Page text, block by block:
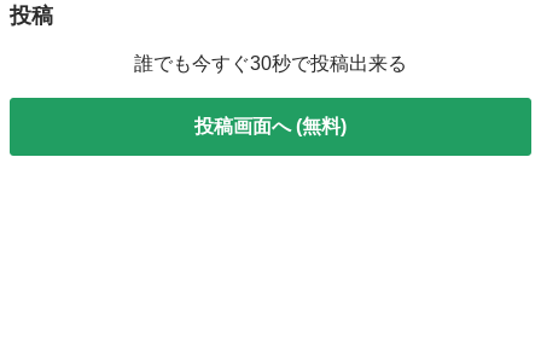
投稿
誰でも今すぐ30秒で投稿出来る
投稿画面へ (無料)